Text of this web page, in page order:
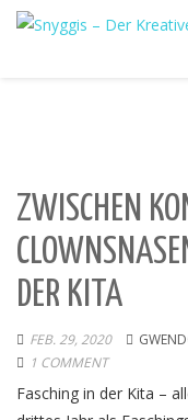
ZWISCHEN
DER KITA
FEB. 29, 2020
1 COMMENT
Fasching in der Kita –